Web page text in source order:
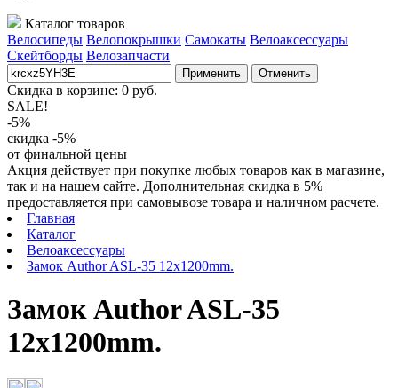
Каталог товаров
Велосипеды Велопокрышки Самокаты Велоаксессуары
Скейтборды Велозапчасти
Применить Отменить
Скидка в корзине: 0 руб.
SALE!
-5%
скидка -5%
от финальной цены
Акция действует при покупке любых товаров как в магазине,
так и на нашем сайте. Дополнительная скидка в 5%
предоставляется при самовывозе товара и наличном расчете.
Главная
Каталог
Велоаксессуары
Замок Author ASL-35 12x1200mm.
Замок Author ASL-35
12x1200mm.